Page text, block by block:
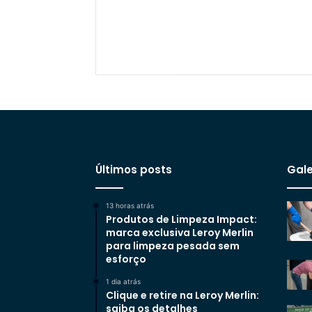
Últimos posts
13 horas atrás
Produtos de Limpeza Impact:
marca exclusiva Leroy Merlin
para limpeza pesada sem
esforço
1 dia atrás
Clique e retire na Leroy Merlin:
saiba os detalhes